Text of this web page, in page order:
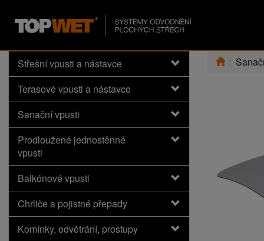
Střešní vpusti a nástavce
Terasové vpusti a nástavce
Sanační vpusti
Prodloužené jednostěnné
vpusti
Balkónové vpusti
Chrliče a pojistné přepady
Komínky, odvětrání, prostupy